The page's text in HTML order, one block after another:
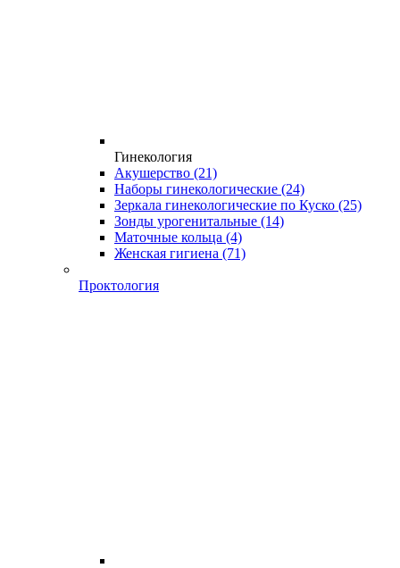
Гинекология
Акушерство (21)
Наборы гинекологические (24)
Зеркала гинекологические по Куско (25)
Зонды урогенитальные (14)
Маточные кольца (4)
Женская гигиена (71)
Проктология